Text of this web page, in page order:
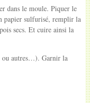
dans le moule. Piquer le
papier sulfurisé, remplir la
secs. Et cuire ainsi la
ou autres…). Garnir la